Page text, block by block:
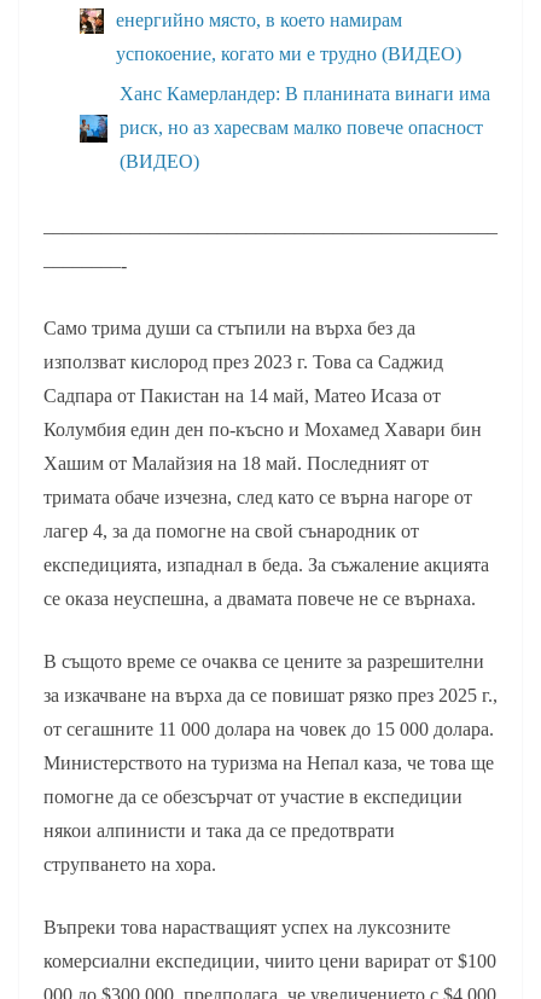
енергийно място, в което намирам
успокоение, когато ми е трудно (ВИДЕО)
Ханс Камерландер: В планината винаги има
риск, но аз харесвам малко повече опасност
(ВИДЕО)
–––––––––––––––––––––––––––––––––––––––––––––––
––––––––-
Само трима души са стъпили на върха без да
използват кислород през 2023 г. Това са Саджид
Садпара от Пакистан на 14 май, Матео Исаза от
Колумбия един ден по-късно и Мохамед Хавари бин
Хашим от Малайзия на 18 май. Последният от
тримата обаче изчезна, след като се върна нагоре от
лагер 4, за да помогне на свой сънародник от
експедицията, изпаднал в беда. За съжаление акцията
се оказа неуспешна, а двамата повече не се върнаха.
В същото време се очаква се цените за разрешителни
за изкачване на върха да се повишат рязко през 2025 г.,
от сегашните 11 000 долара на човек до 15 000 долара.
Министерството на туризма на Непал каза, че това ще
помогне да се обезсърчат от участие в експедиции
някои алпинисти и така да се предотврати
струпването на хора.
Въпреки това нарастващият успех на луксозните
комерсиални експедиции, чиито цени варират от $100